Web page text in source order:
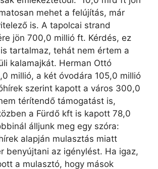
mehet a felújítás, már
is. A tapolcai strand
jön 700,0 millió ft. Kérdés, ez
tartalmaz, tehát nem értem a
kalamajkát. Herman Ottó
millió, a két óvodára 105,0 millió
szerint kapott a város 300,0
térítendő támogatást is,
a Fürdő kft is kapott 78,0
álljunk meg egy szóra:
alapján mulasztás miatt
benyújtani az igénylést. Ha igaz,
a mulasztó, hogy mások